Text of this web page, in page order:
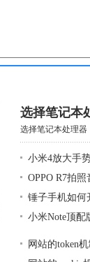
选择笔记本
选择笔记本处理器
小米4放大手
OPPO R7拍
锤子手机如何
小米Note顶配
网站的token